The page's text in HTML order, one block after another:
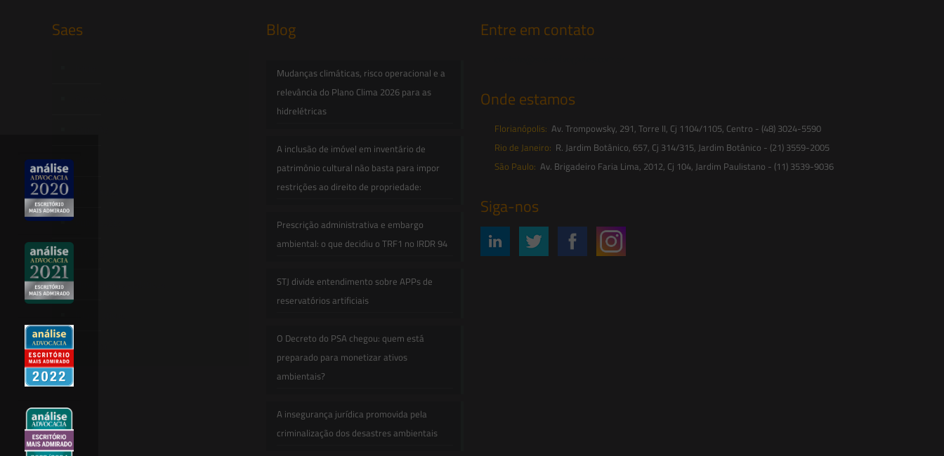
Saes Blog
Mudanças climáticas, risco operacional e a
relevância do Plano Clima 2026 para as
hidrelétricas
A inclusão de imóvel em inventário de
patrimônio cultural não basta para impor
restrições ao direito de propriedade:
Prescrição administrativa e embargo
ambiental: o que decidiu o TRF1 no IRDR 94
STJ divide entendimento sobre APPs de
reservatórios artificiais
O Decreto do PSA chegou: quem está
preparado para monetizar ativos
ambientais?
A insegurança jurídica promovida pela
criminalização dos desastres ambientais
Entre em contato
Onde estamos
Florianópolis: Av. Trompowsky, 291, Torre II, Cj 1104/1105, Centro - (48) 3024-5590
Rio de Janeiro: R. Jardim Botânico, 657, Cj 314/315, Jardim Botânico - (21) 3559-2005
São Paulo: Av. Brigadeiro Faria Lima, 2012, Cj 104, Jardim Paulistano - (11) 3539-9036
Siga-nos